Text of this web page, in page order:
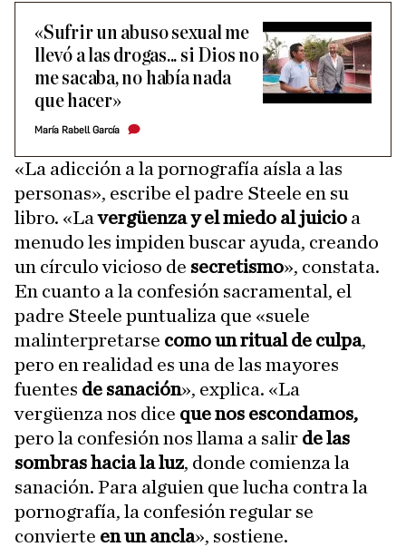
«Sufrir un abuso sexual me
llevó a las drogas... si Dios no
me sacaba, no había nada
que hacer»
María Rabell García
«La adicción a la pornografía aísla a las
personas», escribe el padre Steele en su
libro. «Lavergüenza y el miedo al juicio a
menudo les impiden buscar ayuda, creando
un círculo vicioso de secretismo», constata.
En cuanto a la confesión sacramental, el
padre Steele puntualiza que «suele
malinterpretarse como un ritual de culpa,
pero en realidad es una de las mayores
fuentes de sanación», explica. «La
vergüenza nos dice que nos escondamos,
pero la confesión nos llama a salir de las
sombras hacia la luz, donde comienza la
sanación. Para alguien que lucha contra la
pornografía, la confesión regular se
convierte en un ancla», sostiene.